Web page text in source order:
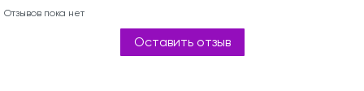
Отзывов пока нет
Оставить отзыв